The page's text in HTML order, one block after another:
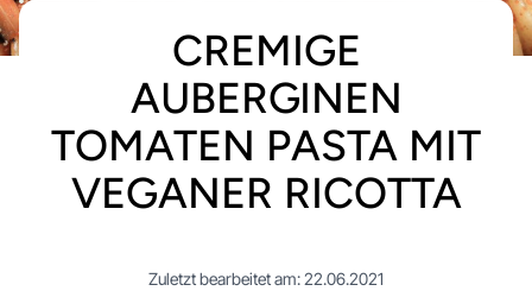
CREMIGE
AUBERGINEN
TOMATEN PASTA MIT
VEGANER RICOTTA
Zuletzt bearbeitet am: 22.06.2021